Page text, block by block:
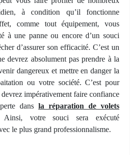
à condition qu’il fonctionne
comme tout équipement, vous
à une panne ou encore d’un souci
d’assurer son efficacité. C’est un
devrez absolument pas prendre à la
dangereux et mettre en danger la
ou votre société. C’est pour
impérativement faire confiance
dans la réparation de volets
votre souci sera exécuté
le plus grand professionnalisme.